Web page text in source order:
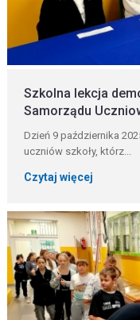
Szkolna lekcja
Samorządu
Dzień 9 października
uczniów szkoły, którz...
Czytaj więcej